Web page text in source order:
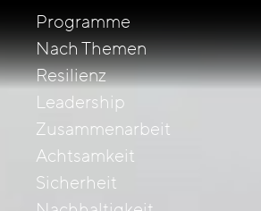
Programme
Nach Themen
Resilienz
Leadership
Zusammenarbeit
Achtsamkeit
Sicherheit